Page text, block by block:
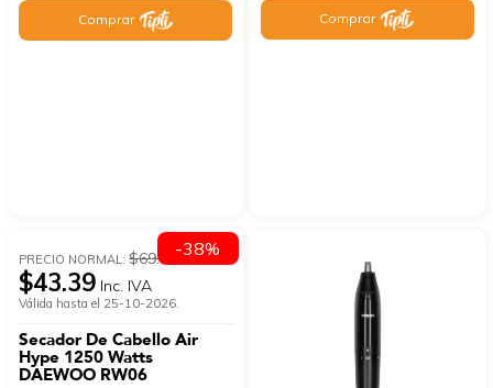
Comprar Comprar
PRECIO NORMAL:$69.99
$43.39 Inc. IVA
Válida hasta el 25-10-2026.
Secador De Cabello Air
Hype 1250 Watts
DAEWOO RW06
-38%